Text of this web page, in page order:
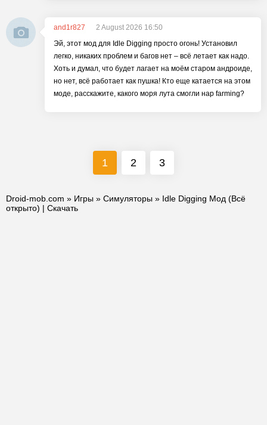
and1r827
2 August 2026 16:50
Эй, этот мод для Idle Digging просто огонь! Установил
легко, никаких проблем и багов нет – всё летает как надо.
Хоть и думал, что будет лагает на моём старом андроиде,
но нет, всё работает как пушка! Кто еще катается на этом
моде, расскажите, какого моря лута смогли нар farming?
1 2 3
Droid-mob.com » Игры » Симуляторы » Idle Digging Мод (Всё
открыто) | Скачать